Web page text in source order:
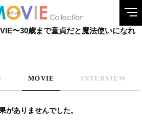
〜30歳まで童貞だと魔法使いになれ
MOVIE INTERVIEW
がありませんでした。